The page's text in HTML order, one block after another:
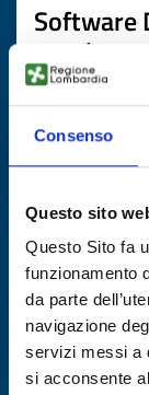
Consenso
Questo sito
Questo Sito fa
funzionamento
da parte
navigazione
servizi messi a
si acconsente
Software
sensing
ID: